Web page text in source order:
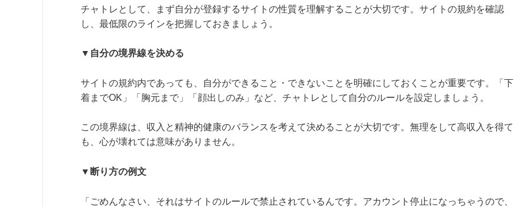
チャトレとして、まず自分が登録するサイトの性質を理解することが大切です。サイトの規約を確認
し、最低限のラインを把握しておきましょう。
▼自分の境界線を決める
サイトの規約内であっても、自分ができること・できないことを明確にしておくことが重要です。「下
着までOK」「胸元まで」「顔出しのみ」など、チャトレとして自分のルールを設定しましょう。
この境界線は、収入と精神的健康のバランスを考えて決めることが大切です。無理をして高収入を得て
も、心が壊れては意味がありません。
▼断り方の例文
「ごめんなさい、それはサイトのルールで禁止されているんです。アカウント停止になっちゃうので、